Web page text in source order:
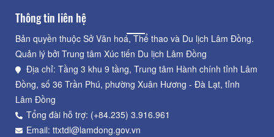
Thông tin liên hệ
Bản quyền thuộc Sở Văn hoá, Thể thao và Du lịch Lâm Đồng.
Quản lý bởi Trung tâm Xúc tiến Du lịch Lâm Đồng
Địa chỉ: Tầng 3 khu 9 tầng, Trung tâm Hành chính tỉnh Lâm
Đồng, số 36 Trần Phú, phường Xuân Hương - Đà Lạt, tỉnh
Lâm Đồng
Tổng đài hỗ trợ: (+84.235) 3.916.961
Email: ttxtdl@lamdong.gov.vn